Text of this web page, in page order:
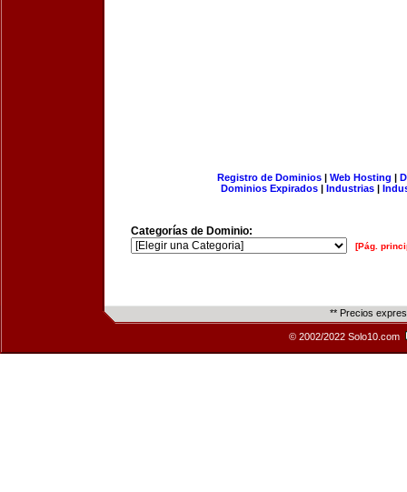
Registro de Dominios| Web Hosting |
Dominios Expirados | Industrias |
Categorías de Dominio:
[Pág.
** Precios
© 2002/2022 Solo10.com